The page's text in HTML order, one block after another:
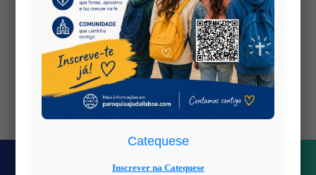
Views: 0
Catequese
Inscrever na Catequese